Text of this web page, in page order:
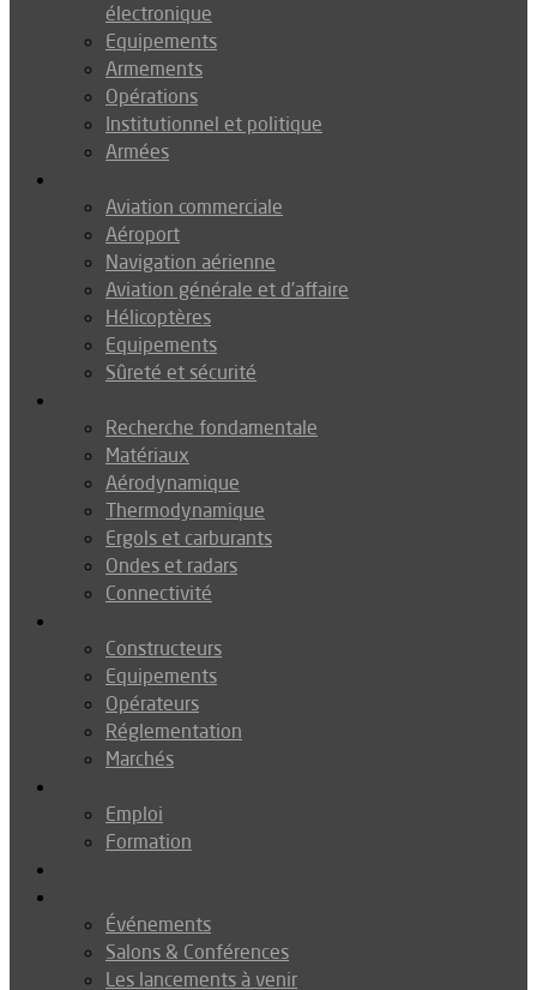
électronique
Equipements
Armements
Opérations
Institutionnel et politique
Armées
Aviation commerciale
Aéroport
Navigation aérienne
Aviation générale et d’affaire
Hélicoptères
Equipements
Sûreté et sécurité
Recherche fondamentale
Matériaux
Aérodynamique
Thermodynamique
Ergols et carburants
Ondes et radars
Connectivité
Constructeurs
Equipements
Opérateurs
Réglementation
Marchés
Emploi
Formation
Événements
Salons & Conférences
Les lancements à venir